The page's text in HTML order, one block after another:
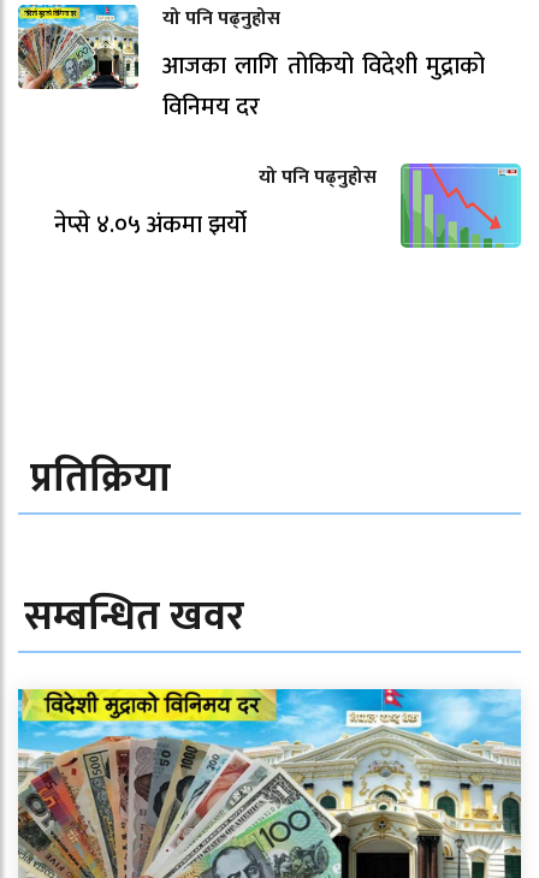
यो पनि पढ्नुहोस
आजका लागि तोकियो विदेशी मुद्राको
विनिमय दर
यो पनि पढ्नुहोस
नेप्से ४.०५ अंकमा झर्यो
प्रतिक्रिया
सम्बन्धित खवर